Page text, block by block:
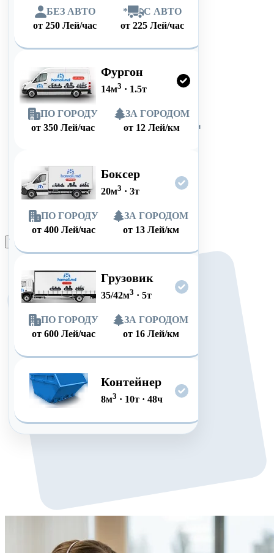
БЕЗ АВТО
от250 Лей/час
*
С АВТО
от 225 Лей/час
Фургон
14м3 · 1.5т
ПО ГОРОДУ
от 350 Лей/час
ЗА ГОРОДОМ
от 12 Лей/км
Боксер
20м3 · 3т
ПО ГОРОДУ
от 400 Лей/час
ЗА ГОРОДОМ
от 13 Лей/км
Грузовик
35/42м3 · 5т
ПО ГОРОДУ
от 600 Лей/час
ЗА ГОРОДОМ
от 16 Лей/км
Контейнер
8м3 · 10т· 48ч
Оформить заказ